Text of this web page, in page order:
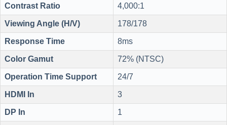
Contrast Ratio 4,000:1
Viewing Angle (H/V) 178/178
Response Time 8ms
Color Gamut 72% (NTSC)
Operation Time Support 24/7
HDMI In 3
DP In 1